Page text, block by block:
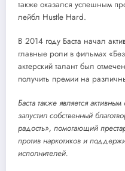
также оказался успешным
лейбл Hustle Hard.
В 2014 году Баста начал
главные роли в фильмах
актерский талант был
получить премии на
Баста также является
запустил собственный
радость», помогающий
против наркотиков и
исполнителей.